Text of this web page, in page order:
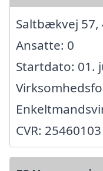
Saltbækvej 57,
Ansatte: 0
Startdato: 01.
CVR: 25460103